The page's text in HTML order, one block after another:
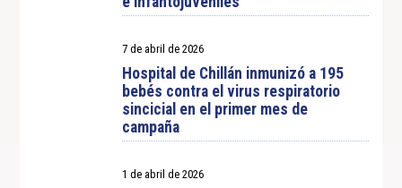
7 de abril de 2026
Hospital de Chillán inmunizó a 195
bebés contra el virus respiratorio
sincicial en el primer mes de
campaña
1 de abril de 2026